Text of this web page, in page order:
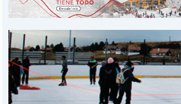
PROVINCIALES
DEPORTES
POLICIALES
I-DIARIO
MÁS